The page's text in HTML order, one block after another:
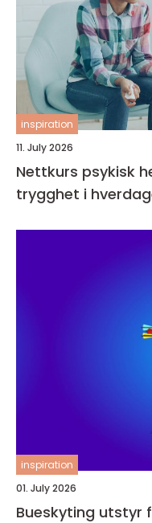
inspiration
11. July 2026
Nettkurs psykisk helse fleksibel
trygghet i
inspiration
01. July 2026
Bueskyting utstyr